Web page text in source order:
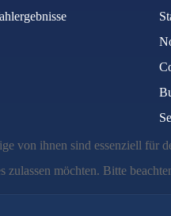
von ihnen sind essenziell für
zulassen möchten. Bitte